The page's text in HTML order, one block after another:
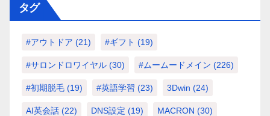
タグ
#アウトドア (21) #ギフト (19)
#サロンドロワイヤル (30) #ムームードメイン (226)
#初期脱毛 (19) #英語学習 (23) 3Dwin (24)
AI英会話 (22) DNS設定 (19) MACRON (30)